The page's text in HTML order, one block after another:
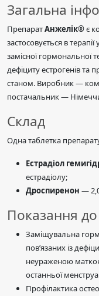
Загальна
ПрепаратАнжелік®є
застосовується в
замісної гормональної
дефіциту естрогенів та
станом. Виробник —
постачальник —
Склад
Одна таблетка
Естрадіол
естрадіолу;
Дроспиренон —
Показання
Заміщувальна
пов’язаних із
неураженою
останньої
Профілактика